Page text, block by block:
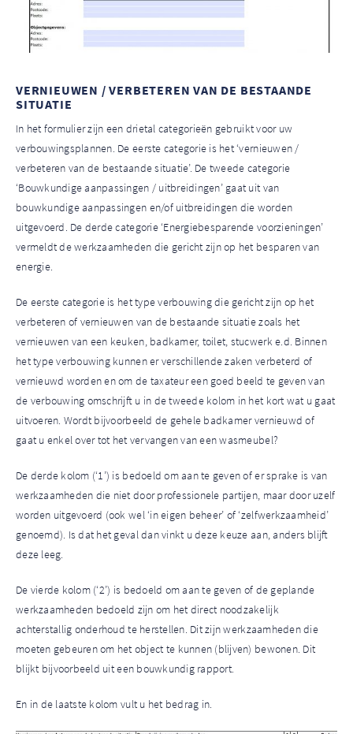
VERNIEUWEN / VERBETEREN VAN DE BESTAANDE
SITUATIE
In het formulier zijn een drietal categorieën gebruikt voor uw
verbouwingsplannen. De eerste categorie is het ‘vernieuwen /
verbeteren van de bestaande situatie’. De tweede categorie
‘Bouwkundige aanpassingen / uitbreidingen’ gaat uit van
bouwkundige aanpassingen en/of uitbreidingen die worden
uitgevoerd. De derde categorie ‘Energiebesparende voorzieningen’
vermeldt de werkzaamheden die gericht zijn op het besparen van
energie.
De eerste categorie is het type verbouwing die gericht zijn op het
verbeteren of vernieuwen van de bestaande situatie zoals het
vernieuwen van een keuken, badkamer, toilet, stucwerk e.d. Binnen
het type verbouwing kunnen er verschillende zaken verbeterd of
vernieuwd worden en om de taxateur een goed beeld te geven van
de verbouwing omschrijft u in de tweede kolom in het kort wat u gaat
uitvoeren. Wordt bijvoorbeeld de gehele badkamer vernieuwd of
gaat u enkel over tot het vervangen van een wasmeubel?
De derde kolom (‘1’) is bedoeld om aan te geven of er sprake is van
werkzaamheden die niet door professionele partijen, maar door uzelf
worden uitgevoerd (ook wel ‘in eigen beheer’ of ‘zelfwerkzaamheid’
genoemd). Is dat het geval dan vinkt u deze keuze aan, anders blijft
deze leeg.
De vierde kolom (‘2’) is bedoeld om aan te geven of de geplande
werkzaamheden bedoeld zijn om het direct noodzakelijk
achterstallig onderhoud te herstellen. Dit zijn werkzaamheden die
moeten gebeuren om het object te kunnen (blijven) bewonen. Dit
blijkt bijvoorbeeld uit een bouwkundig rapport.
En in de laatste kolom vult u het bedrag in.